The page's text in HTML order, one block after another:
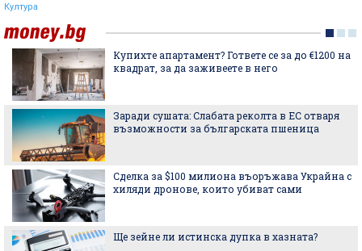
Култура
Купихте апартамент? Гответе се за до €1200 на
квадрат, за да заживеете в него
Заради сушата: Слабата реколта в ЕС отваря
възможности за българската пшеница
Сделка за $100 милиона въоръжава Украйна с
хиляди дронове, които убиват сами
Ще зейне ли истинска дупка в хазната?